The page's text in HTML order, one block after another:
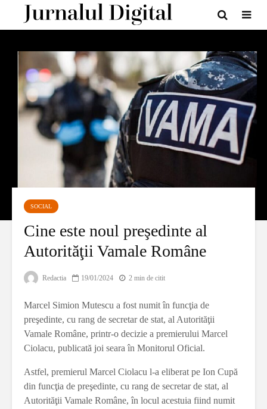
SOCIAL
Cine este noul preşedinte al
Autorităţii Vamale Române
Redactia 19/01/2024 2 min de citit
Marcel Simion Mutescu a fost numit în funcţia de
preşedinte, cu rang de secretar de stat, al Autorităţii
Vamale Române, printr-o decizie a premierului Marcel
Ciolacu, publicată joi seara în Monitorul Oficial.
Astfel, premierul Marcel Ciolacu l-a eliberat pe Ion Cupă
din funcţia de preşedinte, cu rang de secretar de stat, al
Autorităţii Vamale Române, în locul acestuia fiind numit